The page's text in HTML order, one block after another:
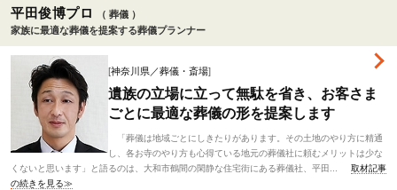
平田俊博プロ
（ 葬儀 ）
家族に最適な葬儀を提案する葬儀プランナー
[神奈川県／葬儀・斎場]
遺族の立場に立って無駄を省き、お客さま
ごとに最適な葬儀の形を提案します
「葬儀は地域ごとにしきたりがあります。その土地のやり方に精通
し、各お寺のやり方も心得ている地元の葬儀社に頼むメリットは少な
くないと思います」と語るのは、大和市鶴間の閑静な住宅街にある葬儀社、平田...
取材記事
の続きを見る≫